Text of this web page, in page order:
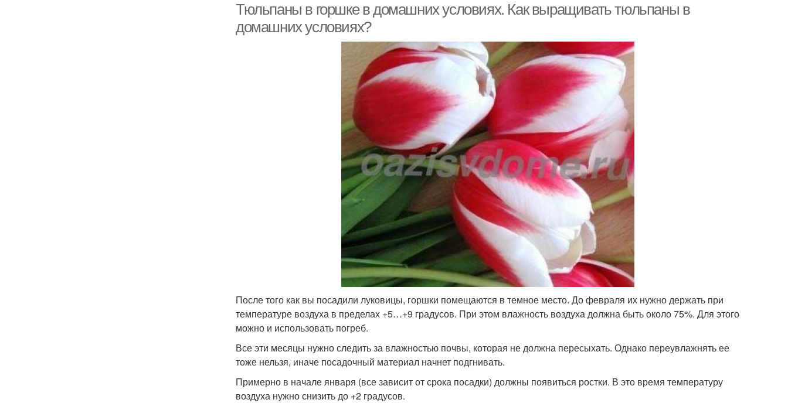
Тюльпаны в горшке в домашних условиях. Как выращивать тюльпаны в
домашних условиях?
После того как вы посадили луковицы, горшки помещаются в темное место. До февраля их нужно держать при
температуре воздуха в пределах +5…+9 градусов. При этом влажность воздуха должна быть около 75%. Для этого
можно и использовать погреб.
Все эти месяцы нужно следить за влажностью почвы, которая не должна пересыхать. Однако переувлажнять ее
тоже нельзя, иначе посадочный материал начнет подгнивать.
Примерно в начале января (все зависит от срока посадки) должны появиться ростки. В это время температуру
воздуха нужно снизить до +2 градусов.